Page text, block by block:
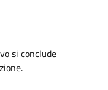
si conclude